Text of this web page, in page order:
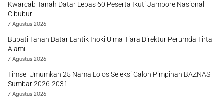
Kwarcab Tanah Datar Lepas 60 Peserta Ikuti Jambore Nasional
Cibubur
7 Agustus 2026
Bupati Tanah Datar Lantik Inoki Ulma Tiara Direktur Perumda Tirta
Alami
7 Agustus 2026
Timsel Umumkan 25 Nama Lolos Seleksi Calon Pimpinan BAZNAS
Sumbar 2026-2031
7 Agustus 2026